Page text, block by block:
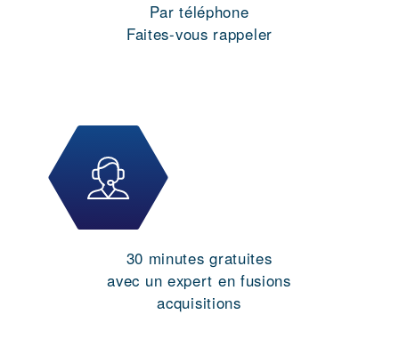
Par téléphone
Faites-vous rappeler
30 minutes gratuites
avec un expert en fusions
acquisitions